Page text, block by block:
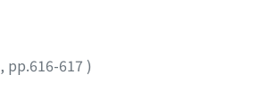
, pp.616-617 )